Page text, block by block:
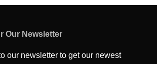
Our Newsletter
our newsletter to get our newest